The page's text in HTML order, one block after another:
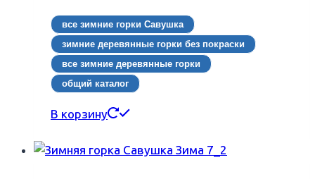
все зимние горки Савушка
зимние деревянные горки без покраски
все зимние деревянные горки
общий каталог
В корзину